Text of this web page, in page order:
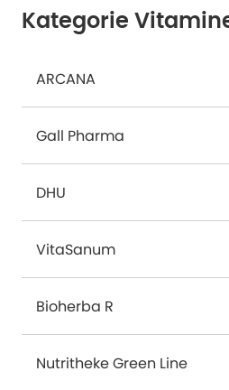
Kategorie
ARCANA
Gall Pharma
DHU
VitaSanum
Bioherba R
Nutritheke Green Line